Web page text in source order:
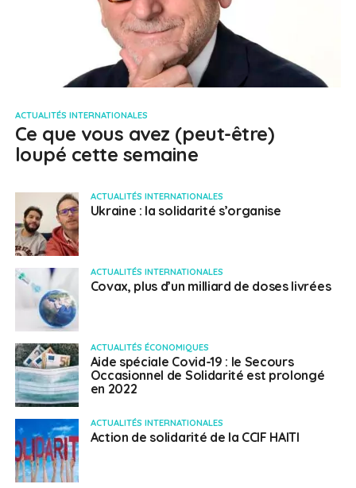
ACTUALITÉS INTERNATIONALES
Ce que vous avez (peut-être)
loupé cette semaine
ACTUALITÉS INTERNATIONALES
Ukraine : la solidarité s’organise
ACTUALITÉS INTERNATIONALES
Covax, plus d’un milliard de doses livrées
ACTUALITÉS ÉCONOMIQUES
Aide spéciale Covid-19 : le Secours
Occasionnel de Solidarité est prolongé
en 2022
ACTUALITÉS INTERNATIONALES
Action de solidarité de la CCIF HAITI